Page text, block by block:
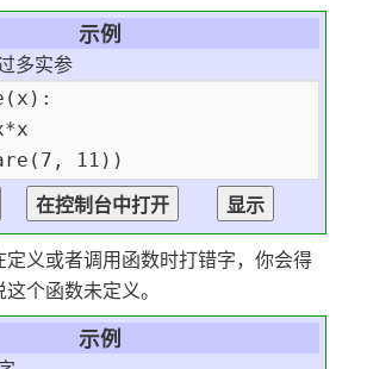
示例
多实参
义或者调用函数时打错字，你会得
个函数未定义。
示例